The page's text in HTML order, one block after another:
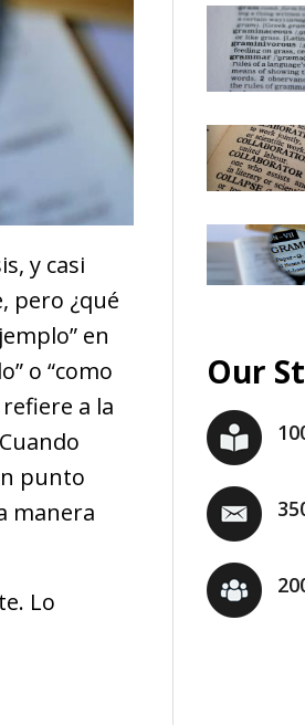
y casi
pero ¿qué
en
o “como
a la
punto
manera
Lo
Our